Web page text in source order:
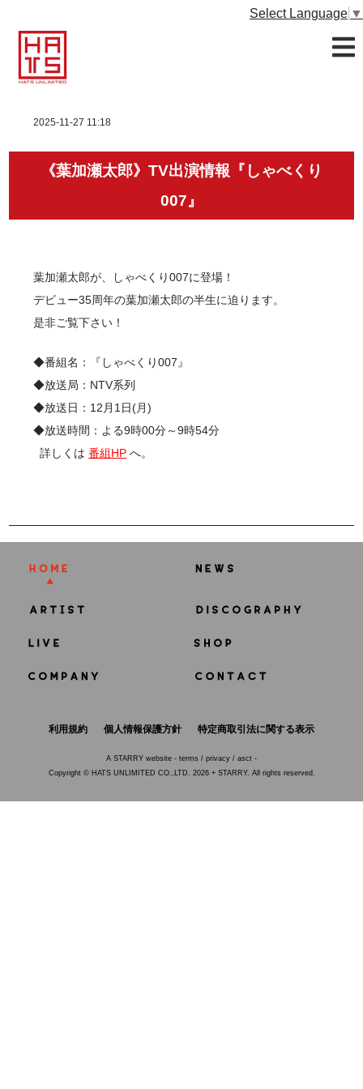
Select Language ▼
2025-11-27 11:18
《葉加瀬太郎》TV出演情報『しゃべくり
007』
葉加瀬太郎が、しゃべくり007に登場！
デビュー35周年の葉加瀬太郎の半生に迫ります。
是非ご覧下さい！
◆番組名：『しゃべくり007』
◆放送局：NTV系列
◆放送日：12月1日(月)
◆放送時間：よる9時00分～9時54分
詳しくは番組HP へ。
利用規約 個人情報保護方針 特定商取引法に関する表示
A STARRY website - terms / privacy / asct -
Copyright © HATS UNLIMITED CO.,LTD. 2026 + STARRY. All rights reserved.